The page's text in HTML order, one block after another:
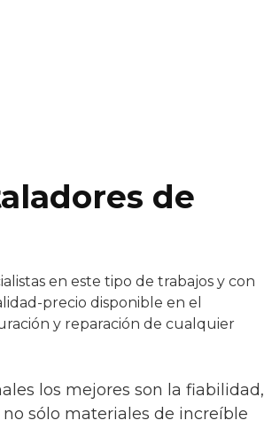
de
en este tipo de trabajos y con
precio disponible en el
y reparación de cualquier
los mejores son la fiabilidad,
sólo materiales de increíble